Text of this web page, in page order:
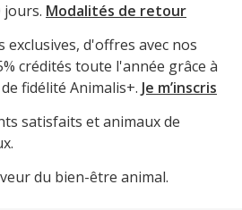
jours. Modalités de retour
exclusives, d'offres avec nos
crédités toute l'année grâce à
fidélité Animalis+. Je m’inscris
satisfaits et animaux de
du bien-être animal.